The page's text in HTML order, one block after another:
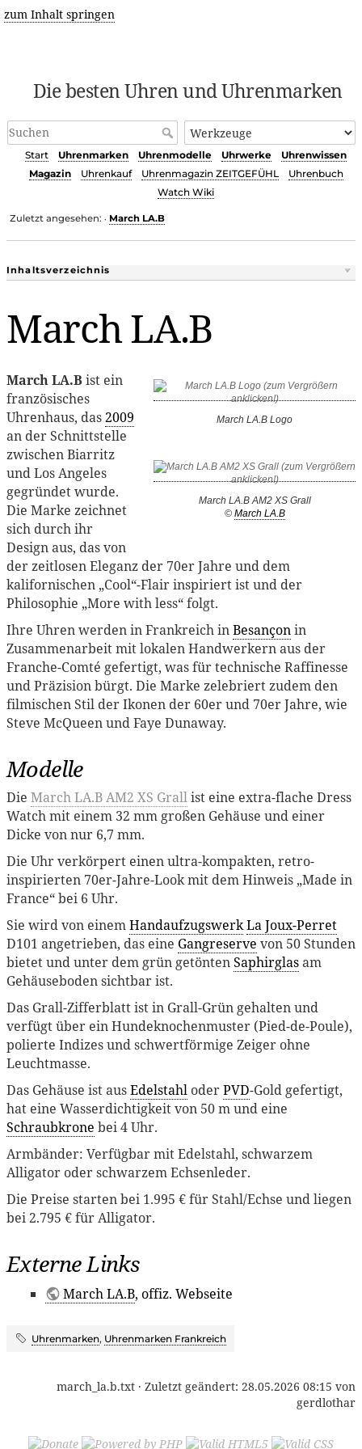
zum Inhalt springen
Die besten Uhren und Uhrenmarken
Start Uhrenmarken Uhrenmodelle Uhrwerke
Uhrenwissen
Magazin
Uhrenkauf Uhrenmagazin ZEITGEFÜHL
Uhrenbuch
Watch Wiki
Zuletzt angesehen: • March LA.B
Inhaltsverzeichnis
March LA.B
March LA.B Logo
March LA.B AM2 XS Grall
© March LA.B
March LA.Bist ein
französisches
Uhrenhaus, das2009
an der Schnittstelle
zwischen Biarritz
und Los Angeles
gegründet wurde.
Die Marke zeichnet
sich durch ihr
Design aus, das von
der zeitlosen Eleganz der 70er Jahre und dem
kalifornischen „Cool“-Flair inspiriert ist und der
Philosophie „More with less“ folgt.
Ihre Uhren werden in Frankreich inBesançonin
Zusammenarbeit mit lokalen Handwerkern aus der
Franche-Comté gefertigt, was für technische Raffinesse
und Präzision bürgt. Die Marke zelebriert zudem den
filmischen Stil der Ikonen der 60er und 70er Jahre, wie
Steve McQueen und Faye Dunaway.
Modelle
Die March LA.B AM2 XS Grallist eine extra-flache Dress
Watch mit einem 32 mm großen Gehäuse und einer
Dicke von nur 6,7 mm.
Die Uhr verkörpert einen ultra-kompakten, retro-
inspirierten 70er-Jahre-Look mit dem Hinweis „Made in
France“ bei 6 Uhr.
Sie wird von einemHandaufzugswerkLa Joux-Perret
D101 angetrieben, das eine Gangreserve von 50 Stunden
bietet und unter dem grün getöntenSaphirglasam
Gehäuseboden sichtbar ist.
Das Grall-Zifferblatt ist in Grall-Grün gehalten und
verfügt über ein Hundeknochenmuster (Pied-de-Poule),
polierte Indizes und schwertförmige Zeiger ohne
Leuchtmasse.
Das Gehäuse ist ausEdelstahl oderPVD-Gold gefertigt,
hat eine Wasserdichtigkeit von 50 m und eine
Schraubkrone bei 4 Uhr.
Armbänder: Verfügbar mit Edelstahl, schwarzem
Alligator oder schwarzem Echsenleder.
Die Preise starten bei 1.995 € für Stahl/Echse und liegen
bei 2.795 € für Alligator.
Externe Links
March LA.B, offiz. Webseite
Uhrenmarken, Uhrenmarken Frankreich
march_la.b.txt · Zuletzt geändert: 28.05.2026 08:15 von
gerdlothar